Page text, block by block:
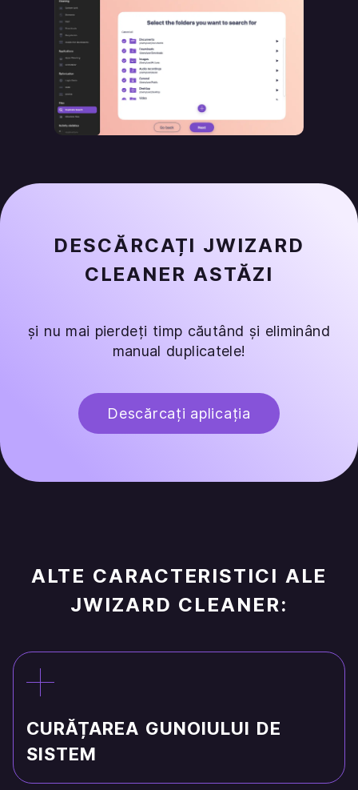
DESCĂRCAȚI JWIZARD
CLEANER ASTĂZI
și nu mai pierdeți timp căutând și eliminând
manual duplicatele!
Descărcați aplicația
ALTE CARACTERISTICI ALE
JWIZARD CLEANER:
CURĂȚAREA GUNOIULUI DE
SISTEM